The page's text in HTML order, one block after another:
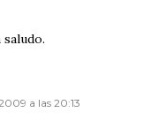
a las 20:13